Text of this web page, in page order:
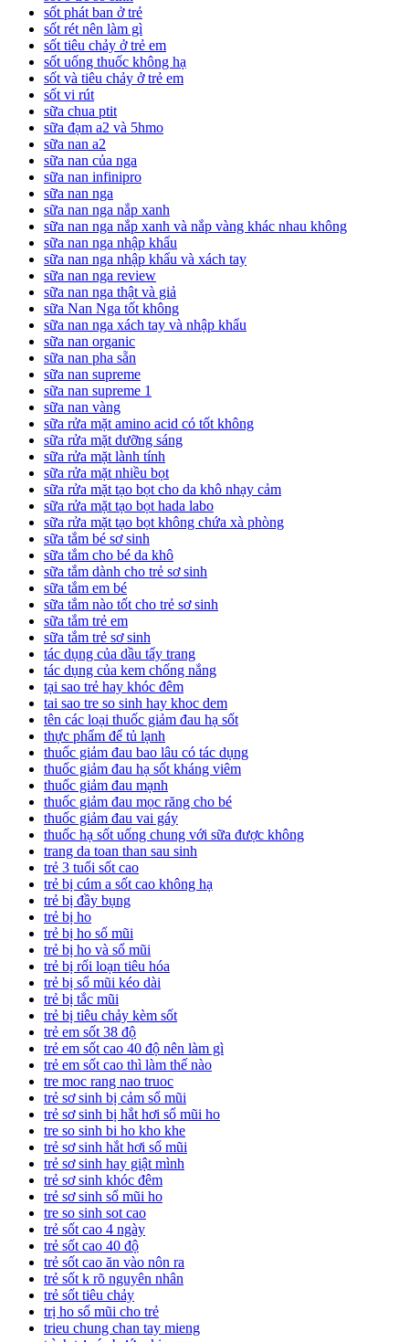
sốt phát ban ở trẻ
sốt rét nên làm gì
sốt tiêu chảy ở trẻ em
sốt uống thuốc không hạ
sốt và tiêu chảy ở trẻ em
sốt vi rút
sữa chua ptit
sữa đạm a2 và 5hmo
sữa nan a2
sữa nan của nga
sữa nan infinipro
sữa nan nga
sữa nan nga nắp xanh
sữa nan nga nắp xanh và nắp vàng khác nhau không
sữa nan nga nhập khẩu
sữa nan nga nhập khẩu và xách tay
sữa nan nga review
sữa nan nga thật và giả
sữa Nan Nga tốt không
sữa nan nga xách tay và nhập khẩu
sữa nan organic
sữa nan pha sẵn
sữa nan supreme
sữa nan supreme 1
sữa nan vàng
sữa rửa mặt amino acid có tốt không
sữa rửa mặt dưỡng sáng
sữa rửa mặt lành tính
sữa rửa mặt nhiều bọt
sữa rửa mặt tạo bọt cho da khô nhạy cảm
sữa rửa mặt tạo bọt hada labo
sữa rửa mặt tạo bọt không chứa xà phòng
sữa tắm bé sơ sinh
sữa tắm cho bé da khô
sữa tắm dành cho trẻ sơ sinh
sữa tắm em bé
sữa tắm nào tốt cho trẻ sơ sinh
sữa tắm trẻ em
sữa tắm trẻ sơ sinh
tác dụng của dầu tẩy trang
tác dụng của kem chống nắng
tại sao trẻ hay khóc đêm
tai sao tre so sinh hay khoc dem
tên các loại thuốc giảm đau hạ sốt
thực phẩm để tủ lạnh
thuốc giảm đau bao lâu có tác dụng
thuốc giảm đau hạ sốt kháng viêm
thuốc giảm đau mạnh
thuốc giảm đau mọc răng cho bé
thuốc giảm đau vai gáy
thuốc hạ sốt uống chung với sữa được không
trang da toan than sau sinh
trẻ 3 tuổi sốt cao
trẻ bị cúm a sốt cao không hạ
trẻ bị đầy bụng
trẻ bị ho
trẻ bị ho sổ mũi
trẻ bị ho và sổ mũi
trẻ bị rối loạn tiêu hóa
trẻ bị sổ mũi kéo dài
trẻ bị tắc mũi
trẻ bị tiêu chảy kèm sốt
trẻ em sốt 38 độ
trẻ em sốt cao 40 độ nên làm gì
trẻ em sốt cao thì làm thế nào
tre moc rang nao truoc
trẻ sơ sinh bị cảm sổ mũi
trẻ sơ sinh bị hắt hơi sổ mũi ho
tre so sinh bi ho kho khe
trẻ sơ sinh hắt hơi sổ mũi
trẻ sơ sinh hay giật mình
trẻ sơ sinh khóc đêm
trẻ sơ sinh sổ mũi ho
tre so sinh sot cao
trẻ sốt cao 4 ngày
trẻ sốt cao 40 độ
trẻ sốt cao ăn vào nôn ra
trẻ sốt k rõ nguyên nhân
trẻ sốt tiêu chảy
trị ho sổ mũi cho trẻ
trieu chung chan tay mieng